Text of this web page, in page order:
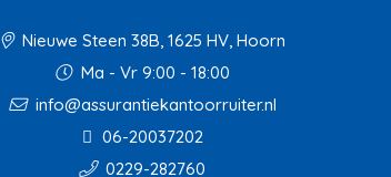
Nieuwe Steen 38B, 1625 HV, Hoorn
Ma - Vr 9:00 - 18:00
info@assurantiekantoorruiter.nl
06-20037202
0229-282760